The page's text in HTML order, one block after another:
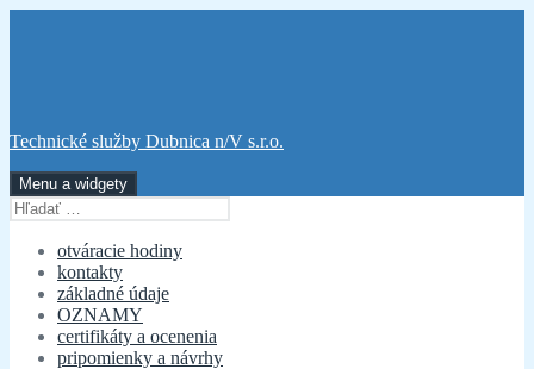
Technické služby Dubnica n/V s.r.o.
Menu a widgety
Hľadať:
otváracie hodiny
kontakty
základné údaje
OZNAMY
certifikáty a ocenenia
pripomienky a návrhy